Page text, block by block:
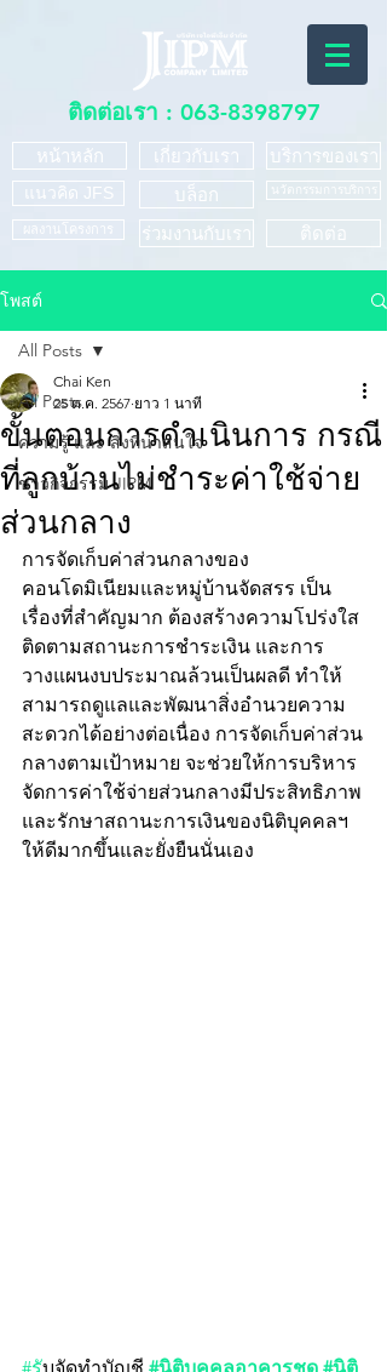
ติดต่อเรา : 063-8398797
หน้าหลัก
แนวคิด JFS
ผลงานโครงการ
เกี่ยวกับเรา
บล็อก
ร่วมงานกับเรา
บริการของเรา
นวัตกรรมการบริการ
ติดต่อ
โพสต์
All Posts
ความรู้ และ สิ่งที่น่าสนใจ
ข่าวกิจกรรม JIPM
All Posts
ขั้นตอนการดำเนินการ กรณี
ที่ลูกบ้านไม่ชำระค่าใช้จ่าย
ส่วนกลาง
Chai Ken
25 ต.ค. 2567 ยาว 1 นาที
การจัดเก็บค่าส่วนกลางของ
คอนโดมิเนียมและหมู่บ้านจัดสรร เป็น
เรื่องที่สำคัญมาก ต้องสร้างความโปร่งใส
ติดตามสถานะการชำระเงิน และการ
วางแผนงบประมาณล้วนเป็นผลดี ทำให้
สามารถดูแลและพัฒนาสิ่งอำนวยความ
สะดวกได้อย่างต่อเนื่อง การจัดเก็บค่าส่วน
กลางตามเป้าหมาย จะช่วยให้การบริหาร
จัดการค่าใช้จ่ายส่วนกลางมีประสิทธิภาพ
และรักษาสถานะการเงินของนิติบุคคลฯ
ให้ดีมากขึ้นและยั่งยืนนั่นเอง